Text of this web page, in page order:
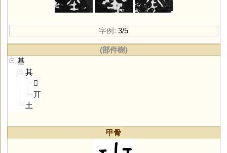
字例: 3/5
(部件樹)
基
其
𠀠
丌
土
甲骨